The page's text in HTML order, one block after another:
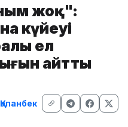
жоқ":
күйеуі
ел
айтты